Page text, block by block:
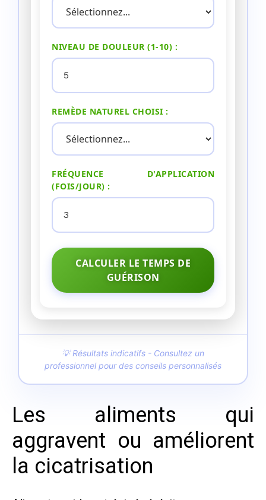
NIVEAU DE DOULEUR (1-10) :
REMÈDE NATUREL CHOISI :
FRÉQUENCE D'APPLICATION
(FOIS/JOUR) :
CALCULER LE TEMPS DE
GUÉRISON
💡 Résultats indicatifs - Consultez un
professionnel pour des conseils personnalisés
Les aliments qui
aggravent ou améliorent
la cicatrisation